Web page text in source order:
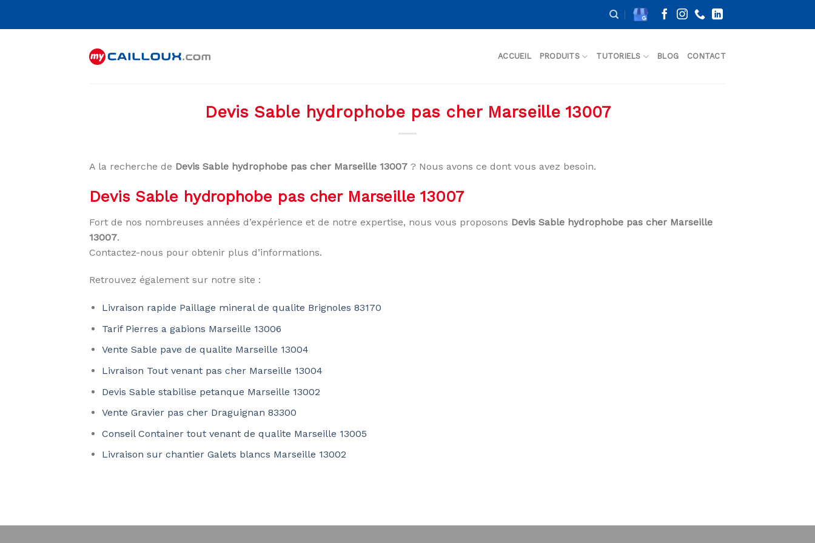
ACCUEIL PRODUITS TUTORIELS BLOG CONTACT
Devis Sable hydrophobe pas cher Marseille 13007
A la recherche de Devis Sable hydrophobe pas cher Marseille 13007 ? Nous avons ce dont vous avez besoin.
Devis Sable hydrophobe pas cher Marseille 13007
Fort de nos nombreuses années d’expérience et de notre expertise, nous vous proposons Devis Sable hydrophobe pas cher Marseille
13007.
Contactez-nous pour obtenir plus d’informations.
Retrouvez également sur notre site :
Livraison rapide Paillage mineral de qualite Brignoles 83170
Tarif Pierres a gabions Marseille 13006
Vente Sable pave de qualite Marseille 13004
Livraison Tout venant pas cher Marseille 13004
Devis Sable stabilise petanque Marseille 13002
Vente Gravier pas cher Draguignan 83300
Conseil Container tout venant de qualite Marseille 13005
Livraison sur chantier Galets blancs Marseille 13002